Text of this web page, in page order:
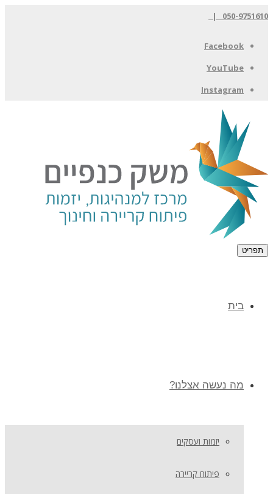
050-9751610 |
Facebook
YouTube
Instagram
תפריט
בית
מה נעשה אצלנו?
יזמות ועסקים
פיתוח קריירה